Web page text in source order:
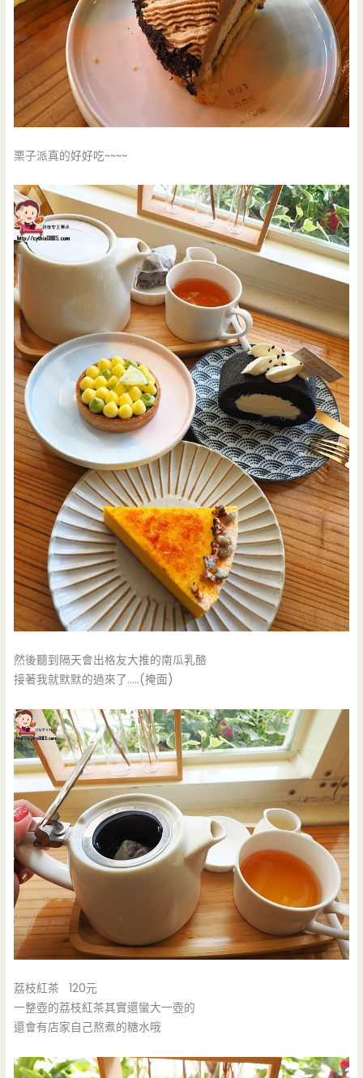
栗子派真的好好吃~~~~
然後聽到隔天會出格友大推的南瓜乳酪
接著我就默默的過來了…..(掩面)
荔枝紅茶 120元
一整壺的荔枝紅茶其實還蠻大一壺的
還會有店家自己熬煮的糖水哦